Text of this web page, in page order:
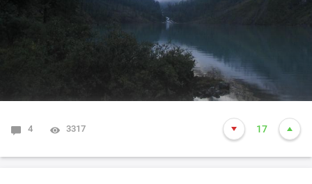
4 3317 17